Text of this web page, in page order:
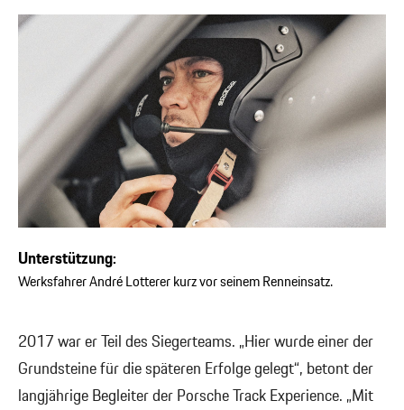
Unterstützung:
Werksfahrer André Lotterer kurz vor seinem Renneinsatz.
2017 war er Teil des Siegerteams. „Hier wurde einer der
Grundsteine für die späteren Erfolge gelegt“, betont der
langjährige Begleiter der Porsche Track Experience. „Mit